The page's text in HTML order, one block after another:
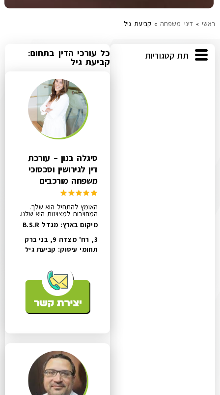
ראשי »דיני משפחה » קביעת גיל
תת קטגוריות כל עורכי הדין בתחום:
קביעת גיל
סיגלה בנון – עורכת
דין לגירושין וסכסוכי
משפחה מורכבים
האומץ להתחיל הוא שלך.
המחויבות למצוינות היא שלנו.
מיקום בארץ: מגדל B.S.R
3, רח' מצדה 9, בני ברק
תחומי עיסוק: קביעת גיל